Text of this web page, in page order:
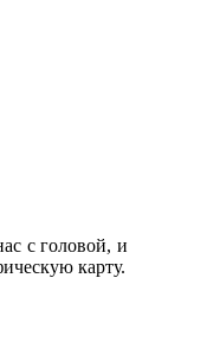
с головой, и
карту.